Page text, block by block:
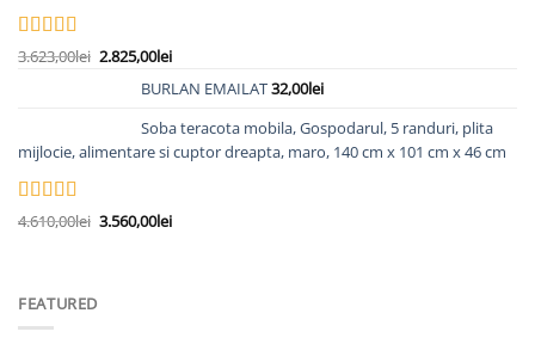
Evaluat la
3.623,00lei Prețul
3.623,00lei.
2.825,00leiPrețul
curent
2.825,00lei.
BURLAN EMAILAT32,00lei
Soba teracota mobila, Gospodarul, 5 randuri, plita
mijlocie, alimentare si cuptor dreapta, maro, 140 cm x 101 cm x 46 cm
Evaluat la
4.610,00lei Prețul
3.560,00leiPrețul
FEATURED